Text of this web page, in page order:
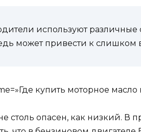
используют различные
может привести к слишком
купить моторное
столь опасен, как низкий. В